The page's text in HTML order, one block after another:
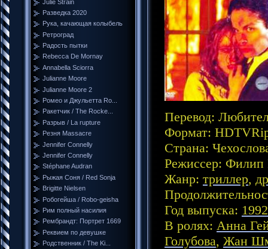
Julie Strain
Разведка 2020
Рука, качающая колыбель
Ретроград
Радость пытки
Rebecca De Mornay
Annabella Sciorra
Julianne Moore
Julianne Moore 2
Ромео и Джульетта Ro...
Ракетчик / The Rocke...
Разрыв / La rupture
Резня Massacre
Jennifer Connelly
Jennifer Connelly
Stéphane Audran
Рыжая Соня / Red Sonja
Brigitte Nielsen
Робогейша / Robo-geisha
Рим полный насилия
Рембрандт: Портрет 1669
Реквием по девушке
Родственник / The Ki...
Перевод:
Формат:
Страна:
Режиссер: Филип
Жанр: триллер,
Год выпуска: 1992
В ролях: Анна
Голубова, Жан